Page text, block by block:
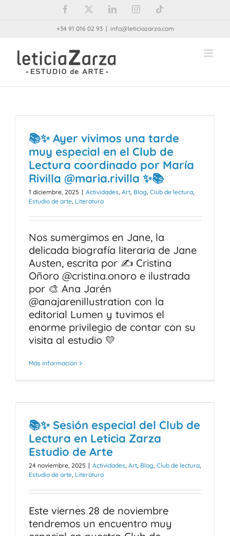
Facebook LinkedInInstagram
+34 91 016 02 93 | info@leticiazarza.com
📚✨ Ayer vivimos una tarde
muy especial en el Club de
Lectura coordinado por María
Rivilla @maria.rivilla ✨📚
1 diciembre, 2025 | Actividades, Art, Blog, Club de lectura,
Estudio de arte, Literatura
Nos sumergimos en Jane, la
delicada biografía literaria de Jane
Austen, escrita por ✍️ Cristina
Oñoro @cristina.onoro e ilustrada
por 🎨 Ana Jarén
@anajarenillustration con la
editorial Lumen y tuvimos el
enorme privilegio de contar con su
visita al estudio 💛
Más información
📚✨ Sesión especial del Club de
Lectura en Leticia Zarza
Estudio de Arte
24 noviembre, 2025 | Actividades, Art, Blog, Club de lectura,
Estudio de arte, Literatura
Este viernes 28 de noviembre
tendremos un encuentro muy